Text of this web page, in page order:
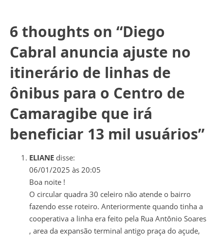
6 thoughts on “Diego
Cabral anuncia ajuste no
itinerário de linhas de
ônibus para o Centro de
Camaragibe que irá
beneficiar 13 mil usuários”
ELIANE disse:
06/01/2025 às 20:05
Boa noite !
O circular quadra 30 celeiro não atende o bairro
fazendo esse roteiro. Anteriormente quando tinha a
cooperativa a linha era feito pela Rua Antônio Soares
, area da expansão terminal antigo praça do açude,